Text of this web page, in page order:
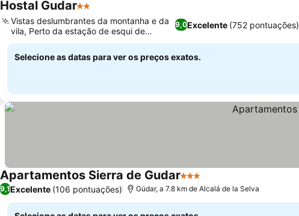
Hostal Gudar2 Estrelas
9,0Excelente (752 pontuações)
Vistas deslumbrantes da montanha e da
vila, Perto da estação de esqui de
Valdelinares
Selecione as datas para ver os preços exatos.
Apartamentos Sierra de Gudar3 Estrelas
9,1Excelente (106 pontuações) Gúdar, a 7.8 km de Alcalá de la Selva